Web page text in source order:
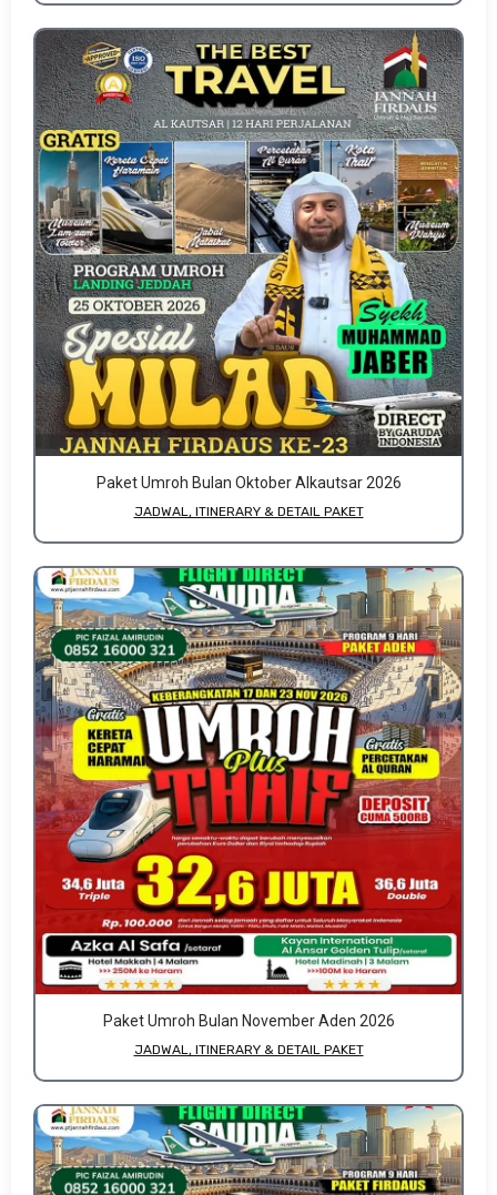
Paket Umroh Bulan Oktober Alkautsar 2026
JADWAL, ITINERARY & DETAIL PAKET
Paket Umroh Bulan November Aden 2026
JADWAL, ITINERARY & DETAIL PAKET